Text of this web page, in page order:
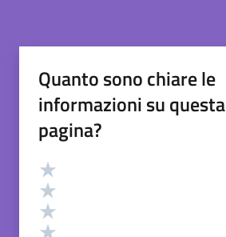
Quanto sono chiare le
informazioni su questa
pagina?
Valutazione